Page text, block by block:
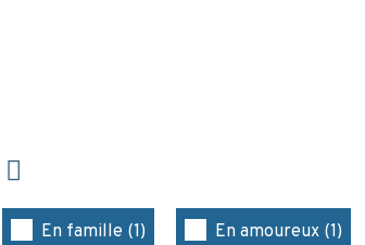
En famille (1) En amoureux (1)